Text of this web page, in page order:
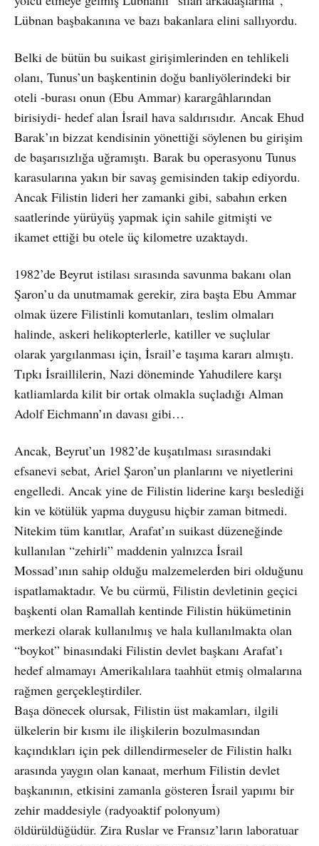
Lübnan başbakanına ve bazı bakanlara elini sallıyordu.
Belki de bütün bu suikast girişimlerinden en tehlikeli
olanı, Tunus’un başkentinin doğu banliyölerindeki bir
oteli -burası onun (Ebu Ammar) karargâhlarından
birisiydi- hedef alan İsrail hava saldırısıdır. Ancak Ehud
Barak’ın bizzat kendisinin yönettiği söylenen bu girişim
de başarısızlığa uğramıştı. Barak bu operasyonu Tunus
karasularına yakın bir savaş gemisinden takip ediyordu.
Ancak Filistin lideri her zamanki gibi, sabahın erken
saatlerinde yürüyüş yapmak için sahile gitmişti ve
ikamet ettiği bu otele üç kilometre uzaktaydı.
1982’de Beyrut istilası sırasında savunma bakanı olan
Şaron’u da unutmamak gerekir, zira başta Ebu Ammar
olmak üzere Filistinli komutanları, teslim olmaları
halinde, askeri helikopterlerle, katiller ve suçlular
olarak yargılanması için, İsrail’e taşıma kararı almıştı.
Tıpkı İsraillilerin, Nazi döneminde Yahudilere karşı
katliamlarda kilit bir ortak olmakla suçladığı Alman
Adolf Eichmann’ın davası gibi…
Ancak, Beyrut’un 1982’de kuşatılması sırasındaki
efsanevi sebat, Ariel Şaron’un planlarını ve niyetlerini
engelledi. Ancak yine de Filistin liderine karşı beslediği
kin ve kötülük yapma duygusu hiçbir zaman bitmedi.
Nitekim tüm kanıtlar, Arafat’ın suikast düzeneğinde
kullanılan “zehirli” maddenin yalnızca İsrail
Mossad’ının sahip olduğu malzemelerden biri olduğunu
ispatlamaktadır. Ve bu cürmü, Filistin devletinin geçici
başkenti olan Ramallah kentinde Filistin hükümetinin
merkezi olarak kullanılmış ve hala kullanılmakta olan
“boykot” binasındaki Filistin devlet başkanı Arafat’ı
hedef almamayı Amerikalılara taahhüt etmiş olmalarına
rağmen gerçekleştirdiler.
Başa dönecek olursak, Filistin üst makamları, ilgili
ülkelerin bir kısmı ile ilişkilerin bozulmasından
kaçındıkları için pek dillendirmeseler de Filistin halkı
arasında yaygın olan kanaat, merhum Filistin devlet
başkanının, etkisini zamanla gösteren İsrail yapımı bir
zehir maddesiyle (radyoaktif polonyum)
öldürüldüğüdür. Zira Ruslar ve Fransız’ların laboratuar